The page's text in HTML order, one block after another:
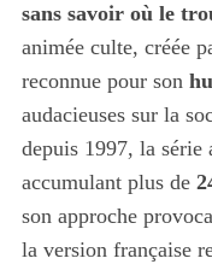
sans savoir où le
animée culte, créée
reconnue pour son
audacieuses sur la
depuis 1997, la
accumulant plus de
son approche
la version française